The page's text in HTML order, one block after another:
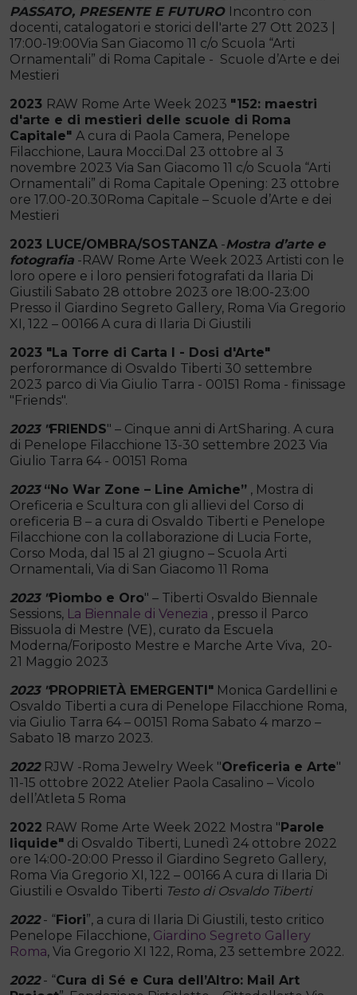
PASSATO, PRESENTE E FUTURO Incontro con
docenti, catalogatori e storici dell'arte 27 Ott 2023 |
17:00-19:00Via San Giacomo 11 c/o Scuola “Arti
Ornamentali” di Roma Capitale - Scuole d’Arte e dei
Mestieri
2023 RAW Rome Arte Week 2023 "152: maestri
d'arte e di mestieri delle scuole di Roma
Capitale" A cura di Paola Camera, Penelope
Filacchione, Laura Mocci.Dal 23 ottobre al 3
novembre 2023 Via San Giacomo 11 c/o Scuola “Arti
Ornamentali” di Roma Capitale Opening: 23 ottobre
ore 17.00-20.30Roma Capitale – Scuole d’Arte e dei
Mestieri
2023 LUCE/OMBRA/SOSTANZA -Mostra d’arte e
fotografia -RAW Rome Arte Week 2023 Artisti con le
loro opere e i loro pensieri fotografati da Ilaria Di
Giustili Sabato 28 ottobre 2023 ore 18:00-23:00
Presso il Giardino Segreto Gallery, Roma Via Gregorio
XI, 122 – 00166 A cura di Ilaria Di Giustili
2023 "La Torre di Carta I - Dosi d'Arte"
perforormance di Osvaldo Tiberti 30 settembre
2023 parco di Via Giulio Tarra - 00151 Roma - finissage
"Friends".
2023 "FRIENDS" – Cinque anni di ArtSharing. A cura
di Penelope Filacchione 13-30 settembre 2023 Via
Giulio Tarra 64 - 00151 Roma
2023 “No War Zone – Line Amiche” , Mostra di
Oreficeria e Scultura con gli allievi del Corso di
oreficeria B – a cura di Osvaldo Tiberti e Penelope
Filacchione con la collaborazione di Lucia Forte,
Corso Moda, dal 15 al 21 giugno – Scuola Arti
Ornamentali, Via di San Giacomo 11 Roma
2023 "Piombo e Oro" – Tiberti Osvaldo Biennale
Sessions, La Biennale di Venezia , presso il Parco
Bissuola di Mestre (VE), curato da Escuela
Moderna/Foriposto Mestre e Marche Arte Viva, 20-
21 Maggio 2023
2023 "PROPRIETÀ EMERGENTI" Monica Gardellini e
Osvaldo Tiberti a cura di Penelope Filacchione Roma,
via Giulio Tarra 64 – 00151 Roma Sabato 4 marzo –
Sabato 18 marzo 2023.
2022 RJW -Roma Jewelry Week "Oreficeria e Arte"
11-15 ottobre 2022 Atelier Paola Casalino – Vicolo
dell’Atleta 5 Roma
2022 RAW Rome Arte Week 2022 Mostra "Parole
liquide" di Osvaldo Tiberti, Lunedì 24 ottobre 2022
ore 14:00-20:00 Presso il Giardino Segreto Gallery,
Roma Via Gregorio XI, 122 – 00166 A cura di Ilaria Di
Giustili e Osvaldo Tiberti Testo di Osvaldo Tiberti
2022 - “Fiori”, a cura di Ilaria Di Giustili, testo critico
Penelope Filacchione, Giardino Segreto Gallery
Roma, Via Gregorio XI 122, Roma, 23 settembre 2022.
2022 - “Cura di Sé e Cura dell’Altro: Mail Art